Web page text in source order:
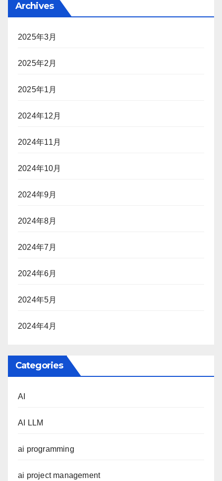
Archives
2025年3月
2025年2月
2025年1月
2024年12月
2024年11月
2024年10月
2024年9月
2024年8月
2024年7月
2024年6月
2024年5月
2024年4月
Categories
AI
AI LLM
ai programming
ai project management